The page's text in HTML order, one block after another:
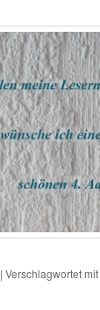
| Verschlagwortet mit